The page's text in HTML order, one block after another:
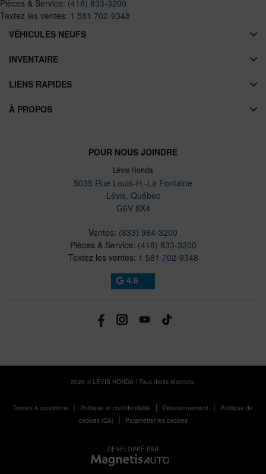
Pièces & Service: (418) 833-3200
Textez les ventes: 1 581 702-9348
POUR NOUS JOINDRE
Lévis Honda
5035 Rue Louis-H.-La Fontaine
Lévis, Québec
G6V 8X4
Ventes: (833) 984-3200
Pièces & Service: (418) 833-3200
Textez les ventes: 1 581 702-9348
4.6
VÉHICULES NEUFS
INVENTAIRE
LIENS RAPIDES
À PROPOS
2026 © LÉVIS HONDA | Tous droits réservés.
Termes & conditions | Politique et confidentialité | Désabonnement |
Politique de
cookies (CA)| Paramétrer les cookies
DÉVELOPPÉ PAR